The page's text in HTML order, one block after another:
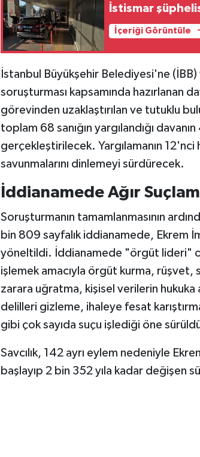
İstismar
İçeriği Görüntüle
İstanbul Büyükşehir Belediyesi'ne
soruşturması kapsamında hazırlanan
görevinden uzaklaştırılan ve tutuklu
toplam 68 sanığın yargılandığı
gerçekleştirilecek. Yargılamanın 12'nci
savunmalarını dinlemeyi sürdürecek.
İddianamede Ağır
Soruşturmanın tamamlanmasının
bin 809 sayfalık iddianamede, Ekrem
yöneltildi. İddianamede "örgüt lideri"
işlemek amacıyla örgüt kurma, rüşvet,
zarara uğratma, kişisel verilerin hukuka
delilleri gizleme, ihaleye fesat
gibi çok sayıda suçu işlediği öne
Savcılık, 142 ayrı eylem nedeniyle
başlayıp 2 bin 352 yıla kadar değişen